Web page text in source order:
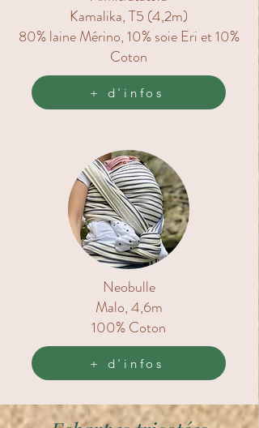
Kamalika, T5 (4,2m)
80% laine Mérino, 10% soie Eri et 10%
Coton
+ d'infos
Neobulle
Malo, 4,6m
100% Coton
+ d'infos